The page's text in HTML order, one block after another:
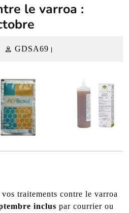
le varroa :
2023
GDSA69 GDSA69
|
traitements contre le varroa
inclus par courrier ou